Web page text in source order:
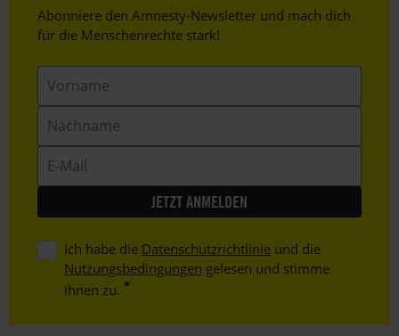
Header
Text
Abonniere den Amnesty-Newsletter und mach dich
für die Menschenrechte stark!
Mail
Ich habe die Datenschutzrichtlinie und die
Nutzungsbedingungen gelesen und stimme
ihnen zu.